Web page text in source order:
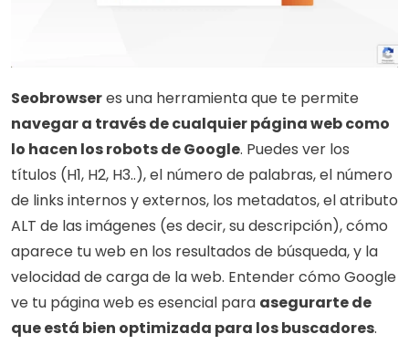
Seobrowser
navegar a través de cualquier página web como
lo hacen los robots de Google. Puedes ver los
títulos (H1, H2, H3..), el número de palabras, el número
de links internos y externos, los metadatos, el atributo
ALT de las imágenes (es decir, su descripción), cómo
aparece tu web en los resultados de búsqueda, y la
velocidad de carga de la web. Entender cómo Google
ve tu página web es esencial para asegurarte de
que está bien optimizada para los buscadores.